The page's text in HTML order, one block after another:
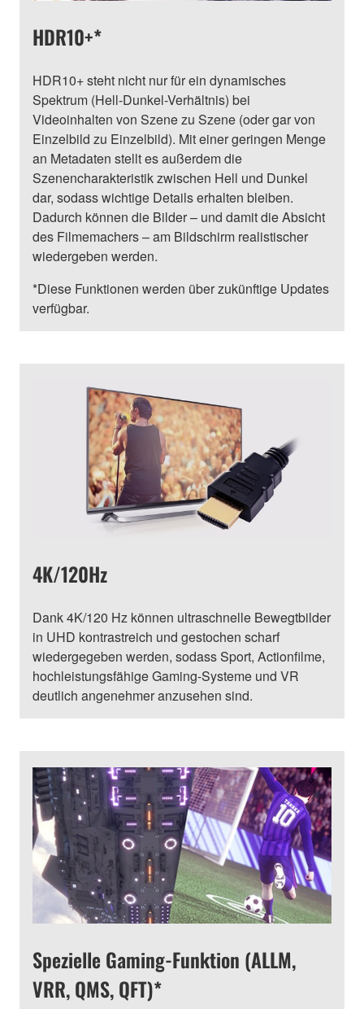
HDR10+*
HDR10+ steht nicht nur für ein dynamisches
Spektrum (Hell-Dunkel-Verhältnis) bei
Videoinhalten von Szene zu Szene (oder gar von
Einzelbild zu Einzelbild). Mit einer geringen Menge
an Metadaten stellt es außerdem die
Szenencharakteristik zwischen Hell und Dunkel
dar, sodass wichtige Details erhalten bleiben.
Dadurch können die Bilder – und damit die Absicht
des Filmemachers – am Bildschirm realistischer
wiedergeben werden.
*Diese Funktionen werden über zukünftige Updates
verfügbar.
4K/120Hz
Dank 4K/120 Hz können ultraschnelle Bewegtbilder
in UHD kontrastreich und gestochen scharf
wiedergegeben werden, sodass Sport, Actionfilme,
hochleistungsfähige Gaming-Systeme und VR
deutlich angenehmer anzusehen sind.
Spezielle Gaming-Funktion (ALLM,
VRR, QMS, QFT)*